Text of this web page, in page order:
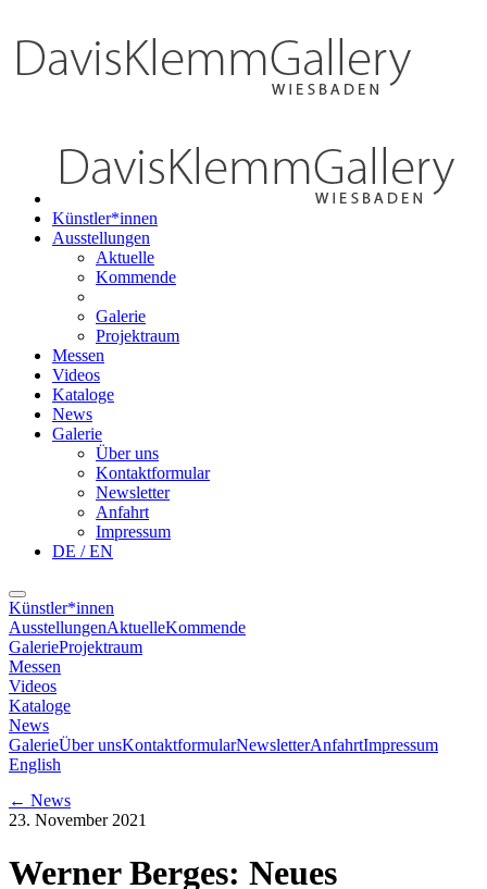
Künstler*innen
Ausstellungen
Aktuelle
Kommende
Galerie
Projektraum
Messen
Videos
Kataloge
News
Galerie
Über uns
Kontaktformular
Newsletter
Anfahrt
Impressum
DE / EN
Künstler*innen
AusstellungenAktuelleKommende
GalerieProjektraum
Messen
Videos
Kataloge
News
GalerieÜber unsKontaktformularNewsletterAnfahrtImpressum
English
← News
23. November 2021
Werner Berges: Neues